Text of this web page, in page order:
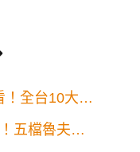
！全台10大夏
五檔魯夫型